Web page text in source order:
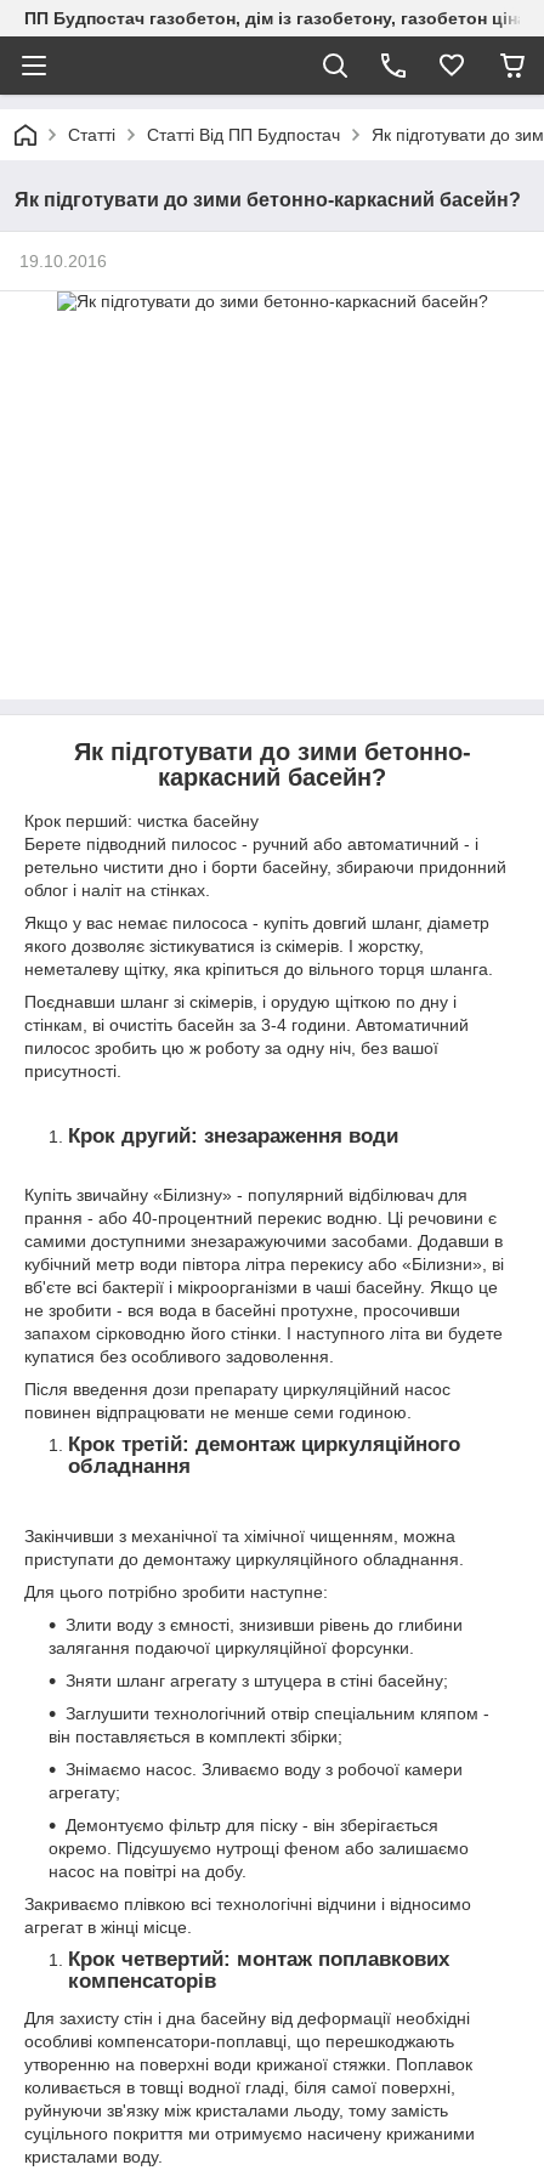
ПП Будпостач газобетон, дім із газобетону, газобетон
Статті Статті Від ПП Будпостач Як підготувати до
Як підготувати до зими бетонно-каркасний басейн?
19.10.2016
Як підготувати до зими бетонно-
каркасний басейн?
Крок перший: чистка басейну
Берете підводний пилосос - ручний або автоматичний - і
ретельно чистити дно і борти басейну, збираючи придонний
облог і наліт на стінках.
Якщо у вас немає пилососа - купіть довгий шланг, діаметр
якого дозволяє зістикуватися із скімерів. І жорстку,
неметалеву щітку, яка кріпиться до вільного торця шланга.
Поєднавши шланг зі скімерів, і орудую щіткою по дну і
стінкам, ві очистіть басейн за 3-4 години. Автоматичний
пилосос зробить цю ж роботу за одну ніч, без вашої
присутності.
Крок другий: знезараження води
Купіть звичайну «Білизну» - популярний відбілювач для
прання - або 40-процентний перекис водню. Ці речовини є
самими доступними знезаражуючими засобами. Додавши в
кубічний метр води півтора літра перекису або «Білизни», ві
вб'єте всі бактерії і мікроорганізми в чаші басейну. Якщо це
не зробити - вся вода в басейні протухне, просочивши
запахом сірководню його стінки. І наступного літа ви будете
купатися без особливого задоволення.
Після введення дози препарату циркуляційний насос
повинен відпрацювати не менше семи годиною.
Крок третій: демонтаж циркуляційного
обладнання
Закінчивши з механічної та хімічної чищенням, можна
приступати до демонтажу циркуляційного обладнання.
Для цього потрібно зробити наступне:
Злити воду з ємності, знизивши рівень до глибини
залягання подаючої циркуляційної форсунки.
Зняти шланг агрегату з штуцера в стіні басейну;
Заглушити технологічний отвір спеціальним кляпом -
він поставляється в комплекті збірки;
Знімаємо насос. Зливаємо воду з робочої камери
агрегату;
Демонтуємо фільтр для піску - він зберігається
окремо. Підсушуємо нутрощі феном або залишаємо
насос на повітрі на добу.
Закриваємо плівкою всі технологічні відчини і відносимо
агрегат в жінці місце.
Крок четвертий: монтаж поплавкових
компенсаторів
Для захисту стін і дна басейну від деформації необхідні
особливі компенсатори-поплавці, що перешкоджають
утворенню на поверхні води крижаної стяжки. Поплавок
коливається в товщі водної гладі, біля самої поверхні,
руйнуючи зв'язку між кристалами льоду, тому замість
суцільного покриття ми отримуємо насичену крижаними
кристалами воду.